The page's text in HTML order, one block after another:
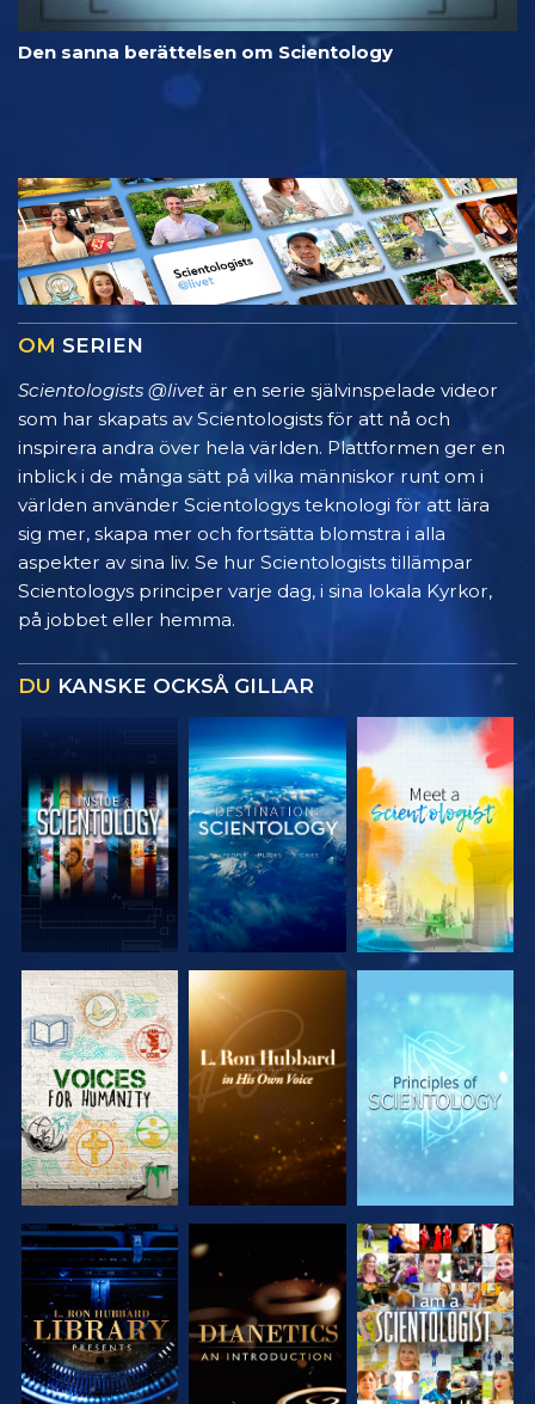
Den sanna berättelsen om Scientology
OM SERIEN
Scientologists @livet är en serie självinspelade videor
som har skapats av Scientologists för att nå och
inspirera andra över hela världen. Plattformen ger en
inblick i de många sätt på vilka människor runt om i
världen använder Scientologys teknologi för att lära
sig mer, skapa mer och fortsätta blomstra i alla
aspekter av sina liv. Se hur Scientologists tillämpar
Scientologys principer varje dag, i sina lokala Kyrkor,
på jobbet eller hemma.
DU KANSKE OCKSÅ GILLAR
UTFORSKA
SERIEN
UTFORSKA
SERIEN
UTFORSKA
SERIEN
UTFORSKA
SERIEN
UTFORSKA
SERIEN
TITTA